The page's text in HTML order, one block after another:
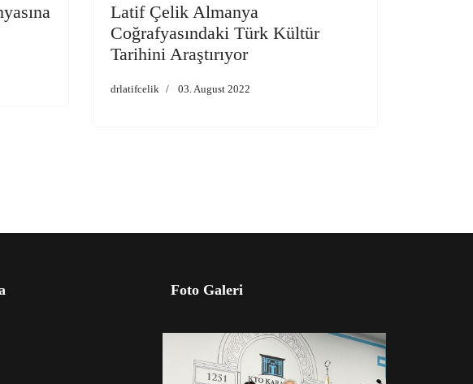
Latif Çelik Almanya
Coğrafyasındaki Türk Kültür
Tarihini Araştırıyor
drlatifcelik 03. August 2022
Foto Galeri